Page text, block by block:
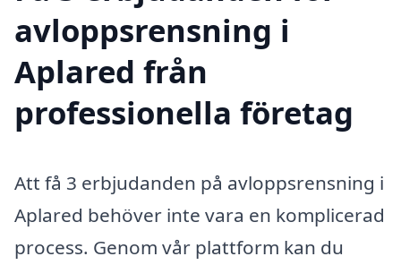
avloppsrensning i
Aplared från
professionella företag
Att få 3 erbjudanden på avloppsrensning i
Aplared behöver inte vara en komplicerad
process. Genom vår plattform kan du